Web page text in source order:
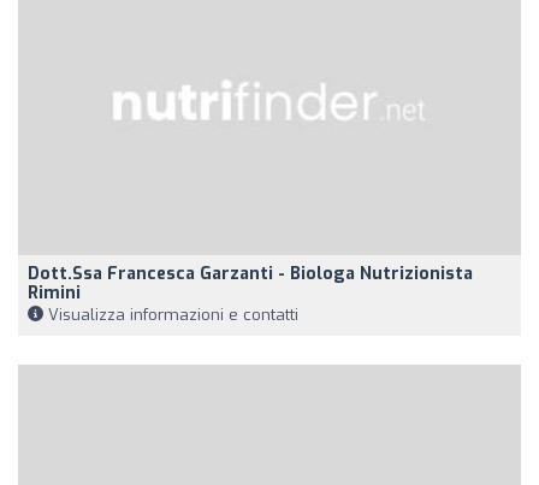
Dott.ssa Francesca Garzanti - Biologa Nutrizionista
Rimini
Visualizza informazioni e contatti